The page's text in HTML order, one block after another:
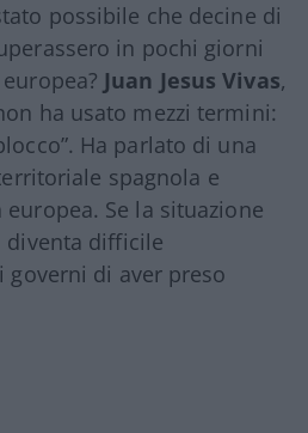
possibile che decine di
in pochi giorni
Juan Jesus Vivas,
ha usato mezzi termini:
Ha parlato di una
spagnola e
Se la situazione
diventa difficile
di aver preso